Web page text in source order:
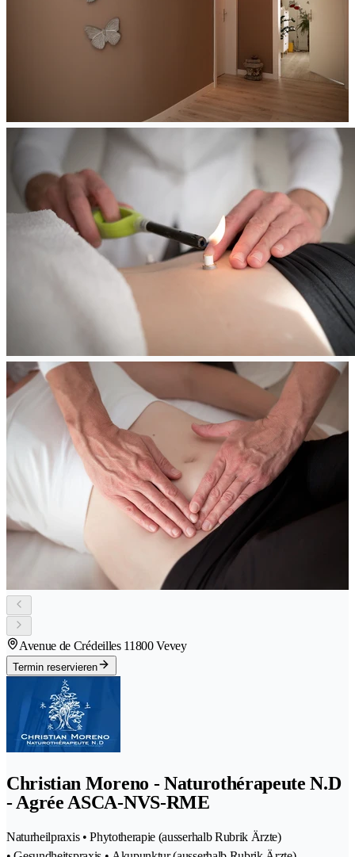
Avenue de Crédeilles 11800 Vevey
Termin reservieren
Christian Moreno - Naturothérapeute N.D
- Agrée ASCA-NVS-RME
Naturheilpraxis • Phytotherapie (ausserhalb Rubrik Ärzte)